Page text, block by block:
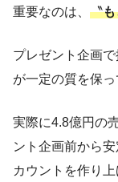
重要なのは、 〝も
プレゼント企画
が一定の質を保っ
実際に4.8億円の
ント企画前から安
カウントを作り上